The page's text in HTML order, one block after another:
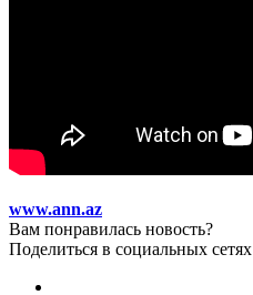
www.ann.az
Вам понравилась новость?
Поделиться в социальных сетях